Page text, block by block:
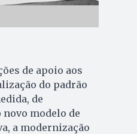
de apoio aos
do padrão
de
modelo de
a modernização